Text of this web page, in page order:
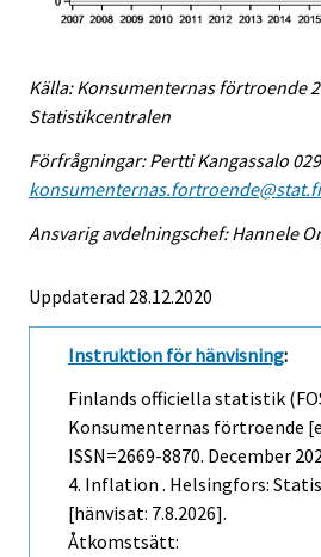
Källa: Konsumenternas förtroende
Statistikcentralen
Förfrågningar: Pertti Kangassalo
konsumenternas.fortroende@stat.fi
Ansvarig avdelningschef: Hannele
Uppdaterad 28.12.2020
Instruktion för hänvisning:
Finlands officiella statistik
Konsumenternas förtroende
ISSN=2669-8870. December
4. Inflation . Helsingfors:
[hänvisat: 7.8.2026].
Åtkomstsätt: